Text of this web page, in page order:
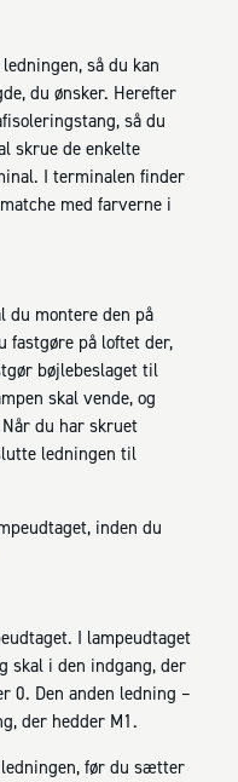
så du kan
du ønsker. Herefter
så du
skrue de enkelte
I terminalen finder
med farverne i
du montere den på
fastgøre på loftet der,
bøjlebeslaget til
skal vende, og
du har skruet
ledningen til
inden du
I lampeudtaget
skal i den indgang, der
0. Den anden ledning –
der hedder M1.
før du sætter